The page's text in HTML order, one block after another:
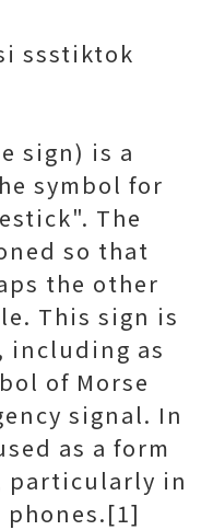
ssstiktok
sign) is a
symbol for
The
so that
the other
This sign is
including as
of Morse
signal. In
as a form
particularly in
phones.[1]